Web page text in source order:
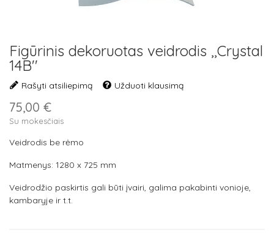
Figūrinis dekoruotas veidrodis ,,Crystal
14B''
Rašyti atsiliepimą Užduoti klausimą
75,00 €
Su mokesčiais
Veidrodis be rėmo
Matmenys: 1280 x 725 mm
Veidrodžio paskirtis gali būti įvairi, galima pakabinti vonioje,
kambaryje ir t.t.